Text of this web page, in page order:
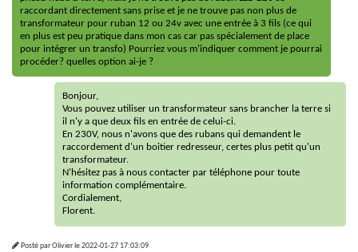
raccordant directement sans prise et je ne trouve pas non plus de
transformateur pour ruban 12 ou 24v avec une entrée à 3 fils (ce qui
en plus est peu pratique dans mon cas car pas spécialement de place
pour intégrer un transfo) Pourriez vous m'indiquer comment je pourrai
procéder? quelles option ai-je ?
Bonjour,
Vous pouvez utiliser un transformateur sans brancher la terre si
il n'y a que deux fils en entrée de celui-ci.
En 230V, nous n'avons que des rubans qui demandent le
raccordement d'un boitier redresseur, certes plus petit qu'un
transformateur.
N'hésitez pas à nous contacter par téléphone pour toute
information complémentaire.
Cordialement,
Florent.
Posté parOlivierle2022-01-27 17:03:09